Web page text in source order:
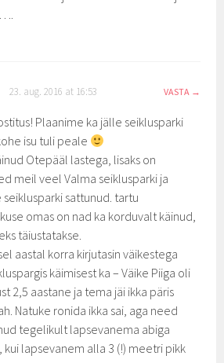
23. aug. 2016 at 16:53 VASTA
Plaanime ka jälle seiklusparki
isu tuli peale
Otepääl lastega, lisaks on
meil veel Valma seiklusparki ja
seiklusparki sattunud. tartu
omas on nad ka korduvalt käinud,
täiustatakse.
aastal korra kirjutasin väikestega
käimisest ka – Väike Piiga oli
2,5 aastane ja tema jäi ikka päris
Natuke ronida ikka sai, aga need
tegelikult lapsevanema abiga
kui lapsevanem alla 3 (!) meetri pikk